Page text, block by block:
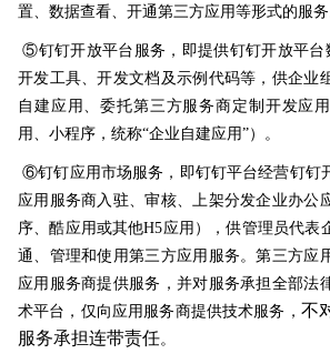
置、数据查看、开通第三方应用等形式的服务
⑤钉钉开放平台服务，即提供钉钉开放平台
开发工具、开发文档及示例代码等，供企业
自建应用、委托第三方服务商定制开发应
用、小程序，统称“企业自建应用”）。
⑥钉钉应用市场服务，即钉钉平台经营钉钉
应用服务商入驻、审核、上架分发企业办公
序、酷应用或其他H5应用）
，供管理员代表
通、管理和使用第三方应用服务。第三方应
应用服务商提供服务，并对服务承担全部法
术平台，仅向应用服务商提供技术服务， 不
服务承担连带责任。